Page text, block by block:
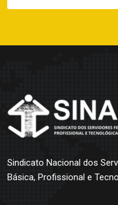
Sindicato Nacional dos
Básica, Profissional e